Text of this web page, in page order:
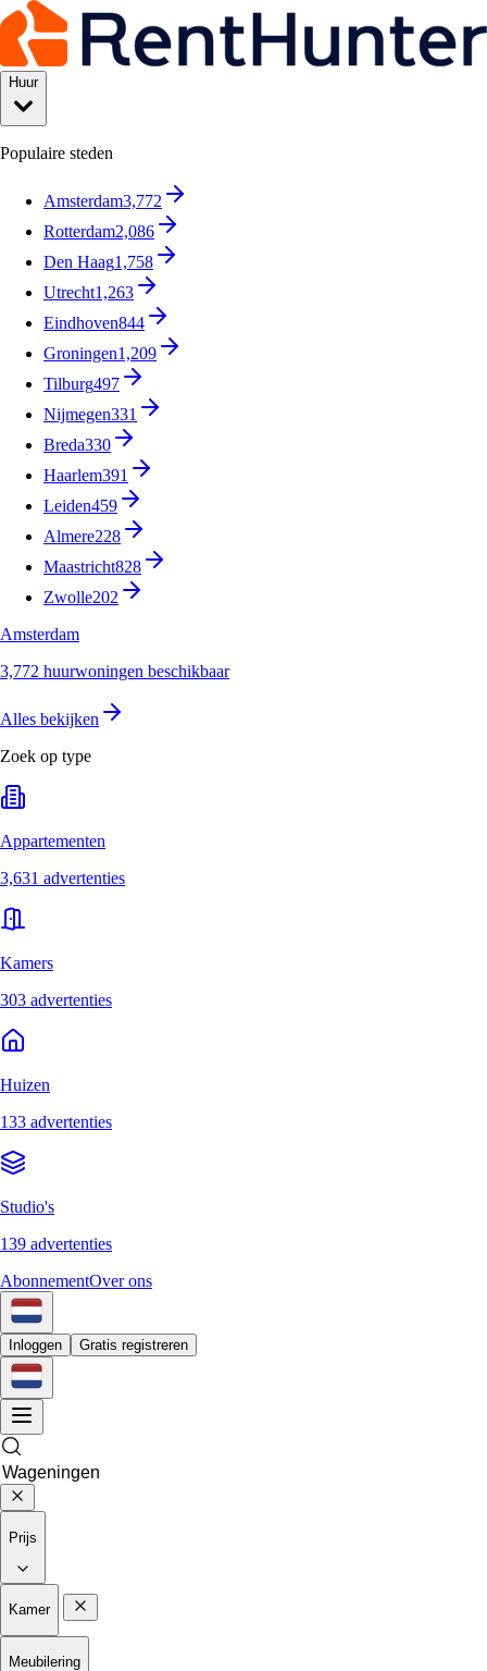
Huur
Populaire steden
Amsterdam3,772
Rotterdam2,086
Den Haag1,758
Utrecht1,263
Eindhoven844
Groningen1,209
Tilburg497
Nijmegen331
Breda330
Haarlem391
Leiden459
Almere228
Maastricht828
Zwolle202
Amsterdam
3,772 huurwoningen beschikbaar
Alles bekijken
Zoek op type
Appartementen
3,631 advertenties
Kamers
303 advertenties
Huizen
133 advertenties
Studio's
139 advertenties
AbonnementOver ons
Inloggen Gratis registreren
Prijs
Kamer
Meubilering